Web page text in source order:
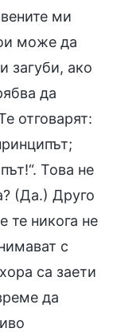
ми
може да
загуби, ако
да
отговарят:
Това не
(Да.) Друго
те никога не
с
са заети
да